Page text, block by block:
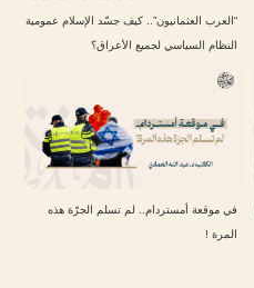
“العرب العثمانيون”.. كيف جسّد الإسلام عمومية
النظام السياسي لجميع الأعراق؟
في موقعة أمستردام.. لم تسلم الجرّة هذه
المرة !